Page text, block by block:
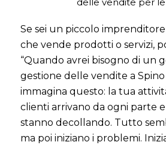
Se sei un piccolo imprenditore
che vende prodotti o servizi,
“Quando avrei bisogno di un
gestione delle vendite a Spino
immagina questo: la tua
clienti arrivano da ogni parte
stanno decollando. Tutto
ma poi iniziano i problemi.